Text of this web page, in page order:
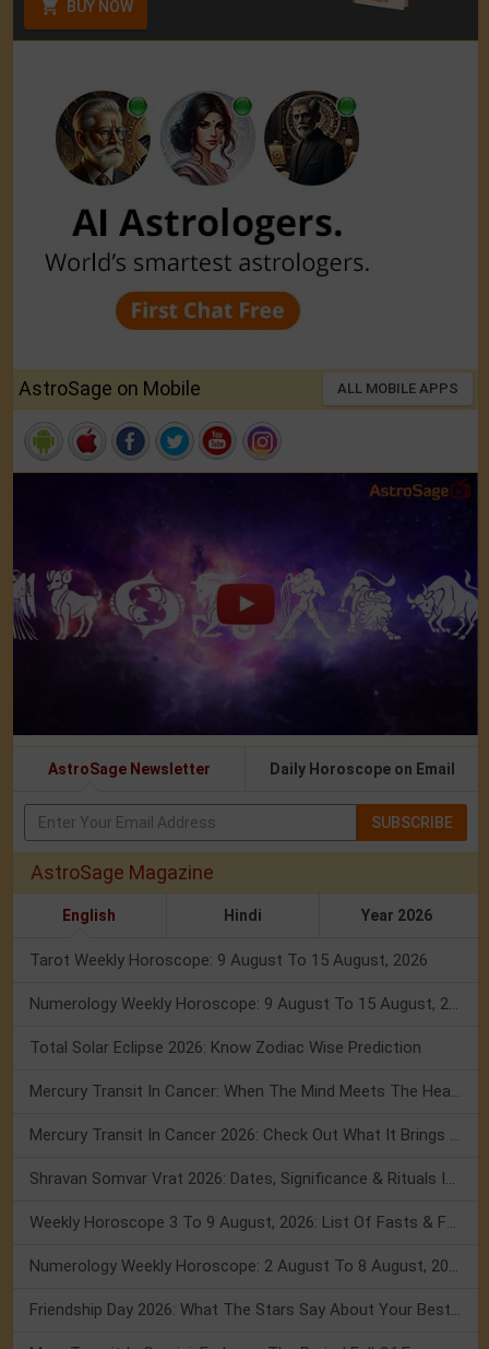
BUY NOW
AstroSage on Mobile ALL MOBILE APPS
AstroSage Newsletter Daily Horoscope on Email
SUBSCRIBE
AstroSage Magazine
English Hindi Year 2026
Tarot Weekly Horoscope: 9 August To 15 August, 2026
Total Solar Eclipse 2026: Know Zodiac Wise Prediction